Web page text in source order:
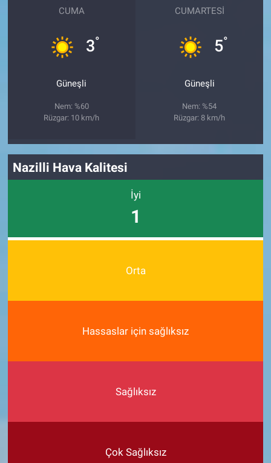
CUMA
3°
Güneşli
Nem: %60
Rüzgar: 10 km/h
CUMARTESI
5°
Güneşli
Nem: %54
Rüzgar: 8 km/h
Nazilli Hava Kalitesi
İyi
1
Orta
Hassaslar için sağlıksız
Sağlıksız
Çok Sağlıksız